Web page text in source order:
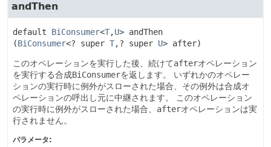
andThen
default BiConsumer<T,U> andThen
(BiConsumer<? super T,? super U> after)
このオペレーションを実行した後、続けてafterオペレーション
を実行する合成BiConsumerを返します。
いずれかのオペレー
ションの実行時に例外がスローされた場合、その例外は合成オ
ペレーションの呼出し元に中継されます。
このオペレーション
の実行時に例外がスローされた場合、 afterオペレーションは実
行されません。
パラメータ: